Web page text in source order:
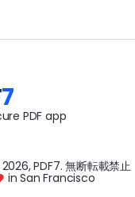
7
PDF app
2026, PDF7.無断転載禁止
in San Francisco